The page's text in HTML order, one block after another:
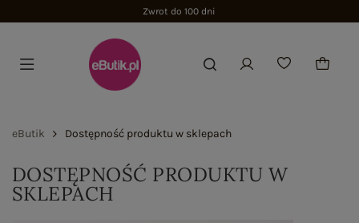
Zwrot do 100 dni
eButik Dostępność produktu w sklepach
DOSTĘPNOŚĆ PRODUKTU W
SKLEPACH